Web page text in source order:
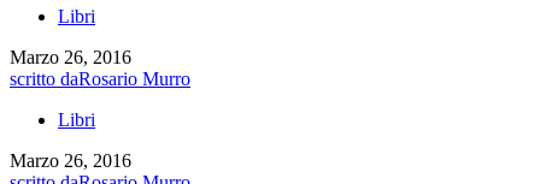
Libri
Marzo 26, 2016
scritto daRosario Murro
Libri
Marzo 26, 2016